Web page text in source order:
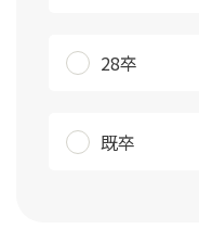
28卒
既卒